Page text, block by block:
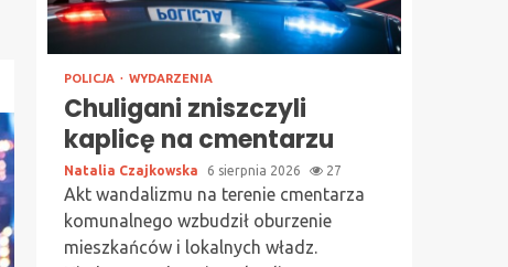
POLICJA WYDARZENIA
Chuligani zniszczyli
kaplicę na cmentarzu
Natalia Czajkowska 6 sierpnia 2026 27
Akt wandalizmu na terenie cmentarza
komunalnego wzbudził oburzenie
mieszkańców i lokalnych władz.